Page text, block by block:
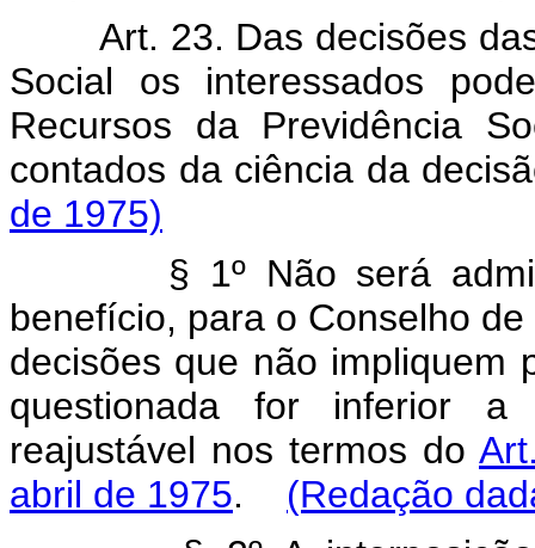
Art. 23. Das decisões
Social os interessados
Recursos da Previdência
contados da ciência da
de 1975)
§ 1º Não será
benefício, para o Conselho
decisões que não impliquem
questionada for inferior a
reajustável nos termos do
abril de 1975. (Redação